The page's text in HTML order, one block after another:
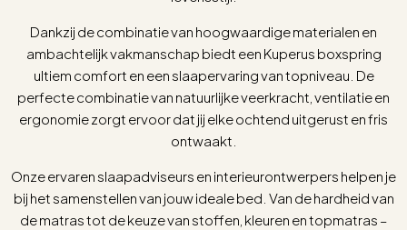
Dankzij de combinatie van hoogwaardige materialen en
ambachtelijk vakmanschap biedt een Kuperus boxspring
ultiem comfort en een slaapervaring van topniveau. De
perfecte combinatie van natuurlijke veerkracht, ventilatie en
ergonomie zorgt ervoor dat jij elke ochtend uitgerust en fris
ontwaakt.
Onze ervaren slaapadviseurs en interieurontwerpers helpen je
bij het samenstellen van jouw ideale bed. Van de hardheid van
de matras tot de keuze van stoffen, kleuren en topmatras –